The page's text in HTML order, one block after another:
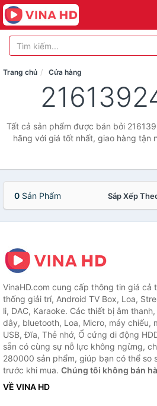
Trang chủ Cửa hàng
Tất cả sản phẩm được bán bởi
hãng với giá tốt nhất, giao hàng tận
0 Sản Phẩm Sắp Xếp
VinaHD.com cung cấp thông tin giá cả
thống giải trí, Android TV Box, Loa,
li, DAC, Karaoke. Các thiết bị âm
dây, bluetooth, Loa, Micro, máy chiếu,
USB, Đĩa, Thẻ nhớ, Ổ cứng di động
sẵn có cùng sự nỗ lực không ngừng,
280000 sản phẩm, giúp bạn có thể so
trước khi mua. Chúng tôi không bán
VỀ VINA HD